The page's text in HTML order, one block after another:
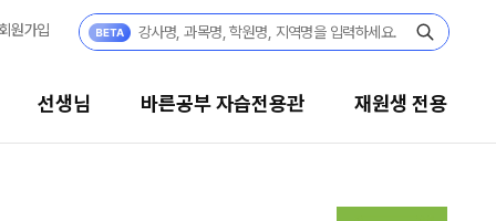
원가입
선생님 바른공부 자습전용관 재원생 전용